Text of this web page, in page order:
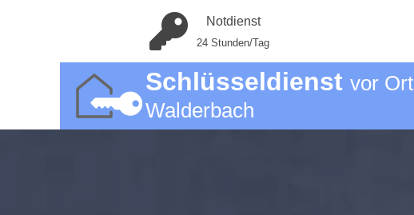
Notdienst
24 Stunden/Tag
Schlüsseldienst vor Ort
Walderbach